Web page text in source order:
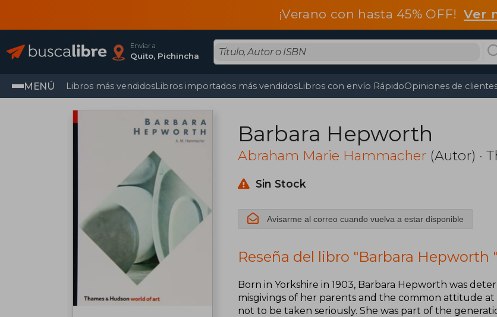
¡Verano con hasta 45% OFF!Ver
Enviar a
Quito, Pichincha
MENÚ Libros más vendidosLibros importados más vendidosLibros con envío RápidoOpiniones de
Barbara Hepworth
Abraham Marie Hammacher (Autor) ·
Sin Stock
Avisarme al correo cuando vuelva a estar disponible
Reseña del libro "Barbara Hepworth "
Born in Yorkshire in 1903, Barbara Hepworth was
misgivings of her parents and the common attitude
not to be taken seriously. She was part of the